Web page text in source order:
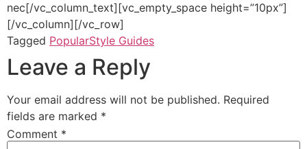
nec[/vc_column_text][vc_empty_space height=”10px”]
[/vc_column][/vc_row]
Tagged PopularStyle Guides
Leave a Reply
Your email address will not be published. Required
fields are marked *
Comment *